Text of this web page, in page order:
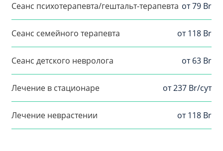
Сеанс психотерапевта/гештальт-терапевта от 79 Br
Сеанс семейного терапевта от 118 Br
Сеанс детского невролога от 63 Br
Лечение в стационаре от 237 Br/сут
Лечение неврастении от 118 Br